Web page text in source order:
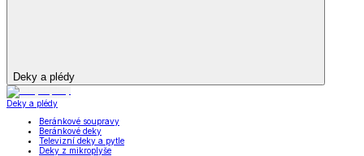
Deky a plédy
Deky a plédy
Beránkové soupravy
Beránkové deky
Televizní deky a pytle
Deky z mikroplyše